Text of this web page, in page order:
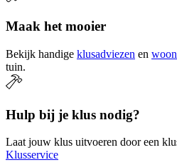
Maak het mooier
Bekijk handige klusadviezen en
tuin.
Hulp bij je klus nodig?
Laat jouw klus uitvoeren door een
Klusservice